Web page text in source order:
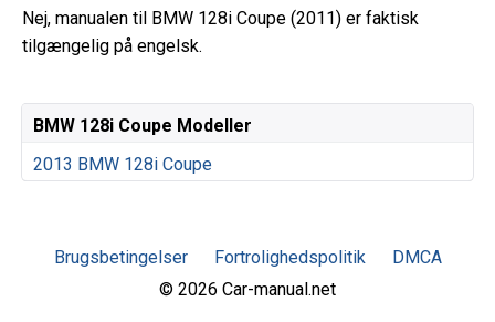
Nej, manualen til BMW 128i Coupe (2011) er faktisk
tilgængelig på engelsk.
BMW 128i Coupe Modeller
2013 BMW 128i Coupe
Brugsbetingelser Fortrolighedspolitik
DMCA
© 2026 Car-manual.net